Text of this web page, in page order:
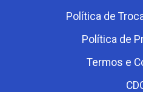
Política de
Política de
Termos e